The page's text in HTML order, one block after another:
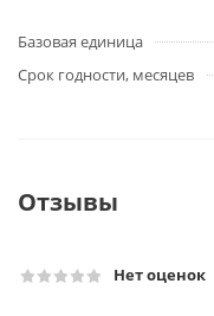
Базовая единица
Срок годности, месяцев
Отзывы
Нет оценок